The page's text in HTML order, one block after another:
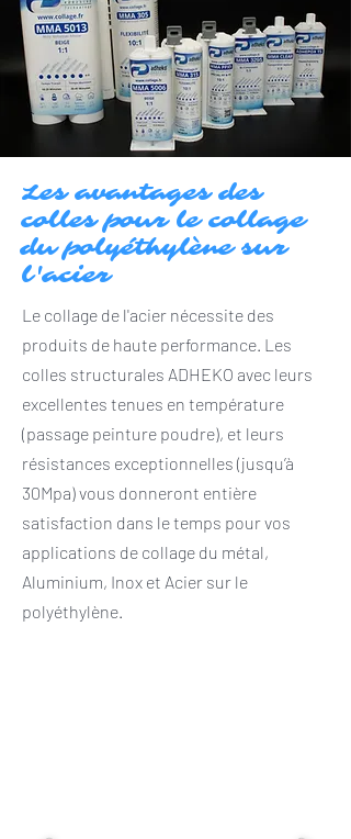
Les avantages des
colles pour le collage
du polyéthylène sur
l'acier
Le collage de l'acier nécessite des
produits de haute performance. Les
colles structurales ADHEKO avec leurs
excellentes tenues en température
(passage peinture poudre), et leurs
résistances exceptionnelles (jusqu’à
30Mpa) vous donneront entière
satisfaction dans le temps pour vos
applications de collage du métal,
Aluminium, Inox et Acier sur le
polyéthylène.